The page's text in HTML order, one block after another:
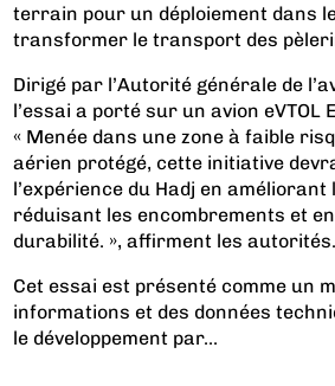
terrain pour un déploiement dans
transformer le transport des
Dirigé par l’Autorité générale de
l’essai a porté sur un avion eVTOL
« Menée dans une zone à faible
aérien protégé, cette initiative
l’expérience du Hadj en améliorant
réduisant les encombrements et
durabilité. », affirment les autorités.
Cet essai est présenté comme un
informations et des données
le développement par...